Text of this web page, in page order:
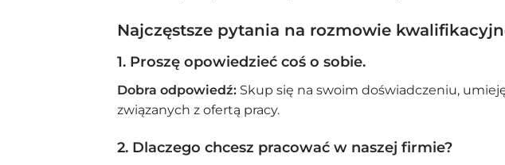
Najczęstsze pytania na rozmowie
1. Proszę opowiedzieć coś o sobie.
Dobra odpowiedź: Skup się na swoim doświadczeniu,
związanych z ofertą pracy.
2. Dlaczego chcesz pracować w naszej firmie?